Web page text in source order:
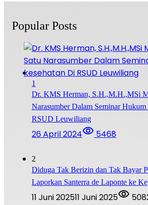
Popular Posts
1
Dr. KMS Herman, S.H.,M.H.,MSi
Narasumber Dalam Seminar Hukum
RSUD Leuwiliang
26 April 2024 5468
2
Diduga Tak Berizin dan Tak Bayar
Laporkan Santerra de Laponte ke
11 Juni 202511 Juni 2025